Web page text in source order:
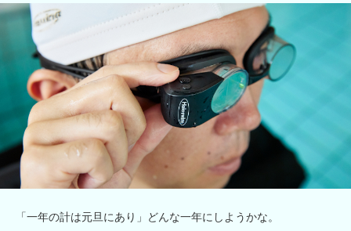
「一年の計は元旦にあり」どんな一年にしようかな。